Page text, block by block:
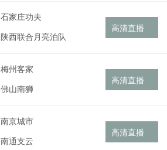
石家庄功夫
陕西联合月亮泊队
高清直播
梅州客家
佛山南狮
高清直播
南京城市
南通支云
高清直播